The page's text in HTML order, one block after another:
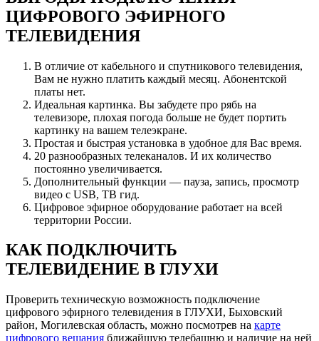
ЦИФРОВОГО ЭФИРНОГО
ТЕЛЕВИДЕНИЯ
В отличие от кабельного и спутникового телевидения,
Вам не нужно платить каждый месяц. Абонентской
платы нет.
Идеальная картинка. Вы забудете про рябь на
телевизоре, плохая погода больше не будет портить
картинку на вашем телеэкране.
Простая и быстрая установка в удобное для Вас время.
20 разнообразных телеканалов. И их количество
постоянно увеличивается.
Дополнительный функции — пауза, запись, просмотр
видео с USB, ТВ гид.
Цифровое эфирное оборудование работает на всей
территории России.
КАК ПОДКЛЮЧИТЬ
ТЕЛЕВИДЕНИЕ В ГЛУХИ
Проверить техническую возможность подключение
цифрового эфирного телевидения в ГЛУХИ, Быховский
район, Могилевская область, можно посмотрев на карте
цифрового вещания ближайшую телебашню и наличие на ней